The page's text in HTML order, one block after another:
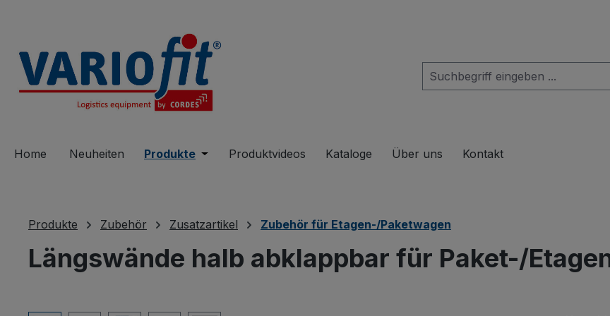
Home Neuheiten Produkte Öffne oder Schließe das Dropdown der Kategorie Produkte
Produktvideos Kataloge Über uns Kontakt
Produkte Zubehör Zusatzartikel Zubehör für Etagen-/Paketwagen
Längswände halb abklappbar für Paket-/